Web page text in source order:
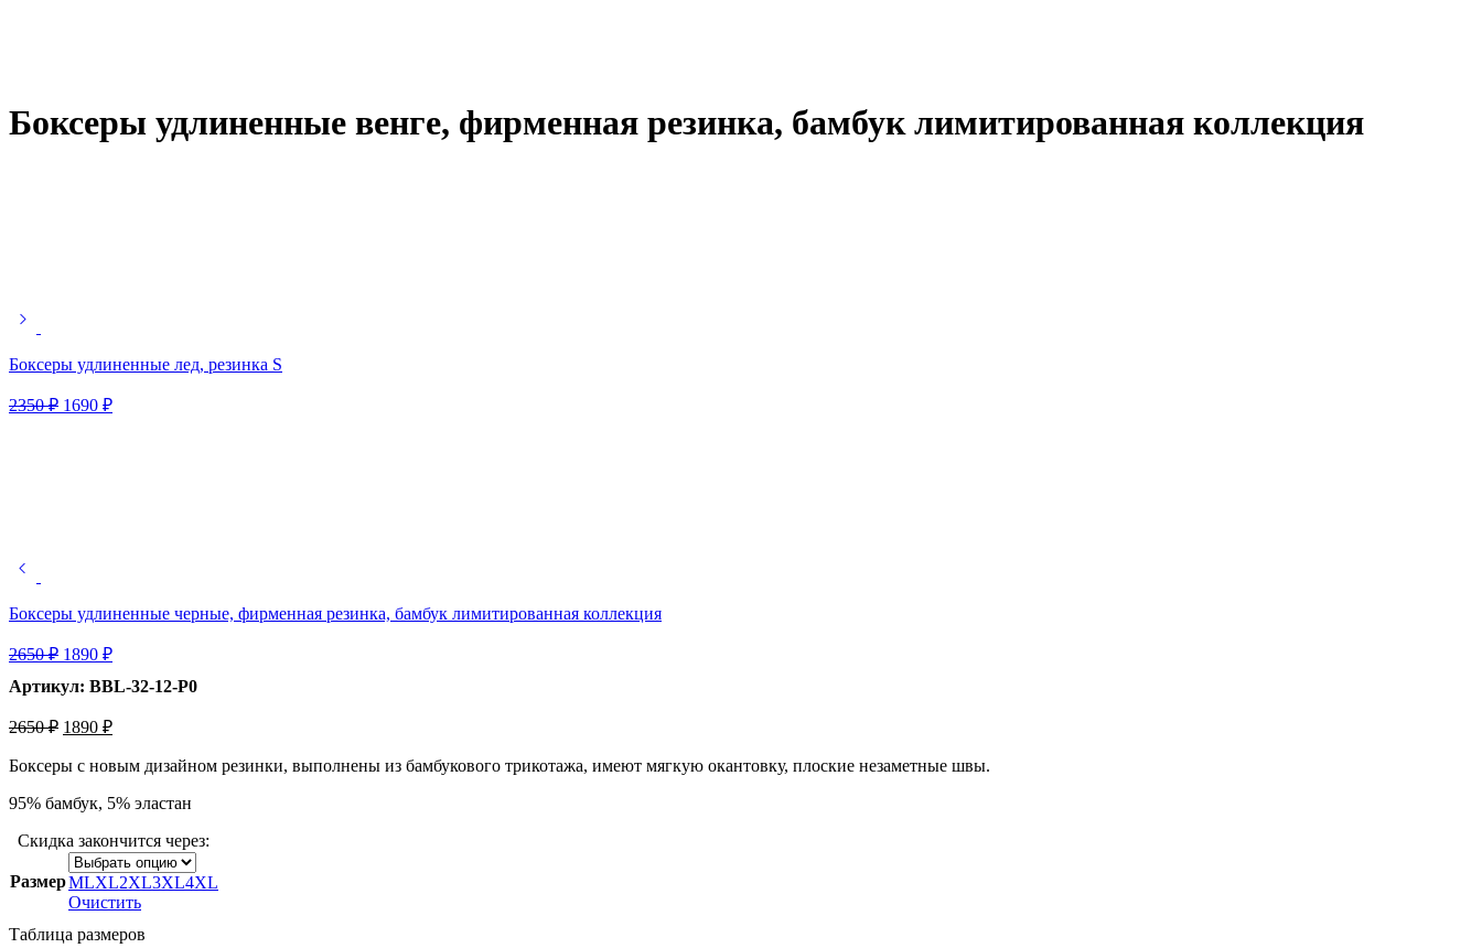
Боксеры удлиненные венге, фирменная резинка, бамбук лимитированная коллекция
Боксеры удлиненные лед, резинка S
2350₽ 1690 ₽
Боксеры удлиненные черные, фирменная резинка, бамбук лимитированная коллекция
2650₽ 1890 ₽
Артикул: BBL-32-12-P0
2650₽ 1890 ₽
Боксеры с новым дизайном резинки, выполнены из бамбукового трикотажа, имеют мягкую окантовку, плоские незаметные швы.
95% бамбук, 5% эластан
Скидка закончится через:
РазмерMLXL2XL3XL4XL
Очистить
Таблица размеров